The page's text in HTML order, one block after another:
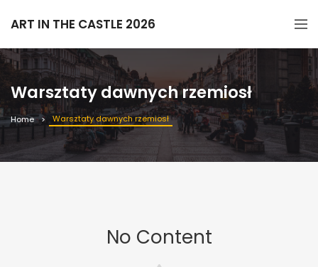
ART IN THE CASTLE 2026
Warsztaty dawnych rzemiosł
Home Warsztaty dawnych rzemiosł
No Content